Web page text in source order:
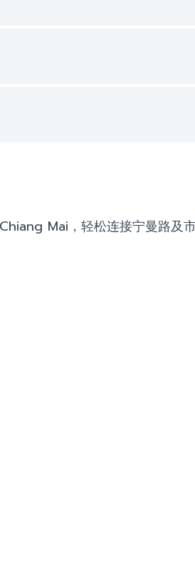
Mai，轻松连接宁曼路及